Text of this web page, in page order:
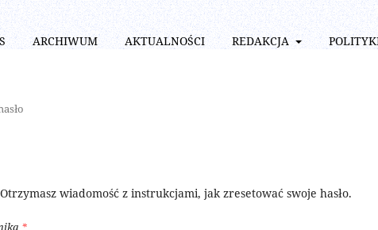
ARCHIWUM AKTUALNOŚCI REDAKCJA
wiadomość z instrukcjami, jak zresetować swoje hasło.
*